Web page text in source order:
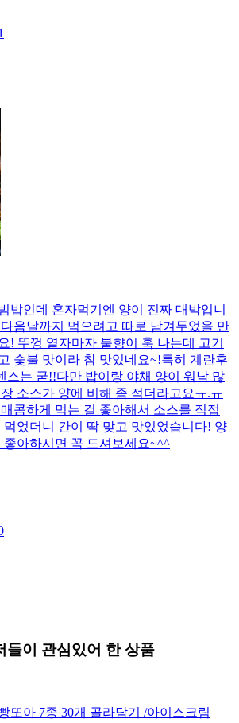
밥인데 혼자먹기엔 양이 진짜 대박입니
음날까지 먹으려고 따로 남겨두었을 만
! 뚜껑 열자마자 불향이 훅 나는데 고기
숯불 맛이라 참 맛있네요~!특히 계란후
스는 굳!! ​다만 밥이랑 야채 양이 워낙 많
소스가 양에 비해 좀 적더라고요ㅠ.ㅠ
콤하게 먹는 걸 좋아해서 소스를 직접
먹었더니 간이 딱 맞고 맛있었습니다! 양
좋아하시면 꼭 드셔보세요~^^
들이 관심있어 한 상품
또아 7종 30개 골라담기 /아이스크림